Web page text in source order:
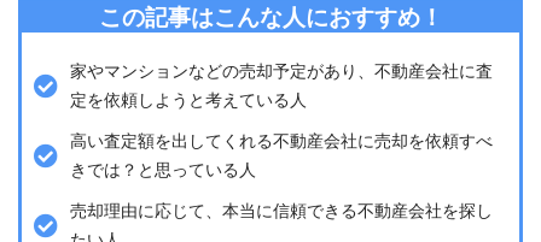
この記事はこんな人におすすめ！
家やマンションなどの売却予定があり、不動産会社に査
定を依頼しようと考えている人
高い査定額を出してくれる不動産会社に売却を依頼すべ
きでは？と思っている人
売却理由に応じて、本当に信頼できる不動産会社を探し